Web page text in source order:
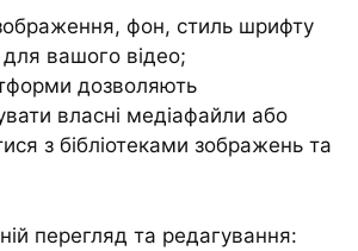
фон, стиль шрифту
вашого відео;
дозволяють
власні медіафайли або
з бібліотеками зображень та
перегляд та редагування: